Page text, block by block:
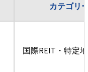
カテゴリ
国際REIT・特定